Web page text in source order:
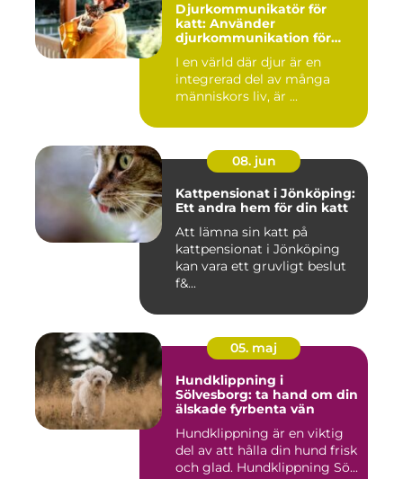
Djurkommunikatör för
katt: Använder
djurkommunikation för
I en värld där djur är en
integrerad del av många
människors liv, är ...
08. jun
Kattpensionat i Jönköping:
Ett andra hem för din katt
Att lämna sin katt på
kattpensionat i Jönköping
kan vara ett gruvligt beslut
f&...
05. maj
Hundklippning i
Sölvesborg: ta hand om din
älskade fyrbenta vän
Hundklippning är en viktig
del av att hålla din hund frisk
och glad. Hundklippning Sö...